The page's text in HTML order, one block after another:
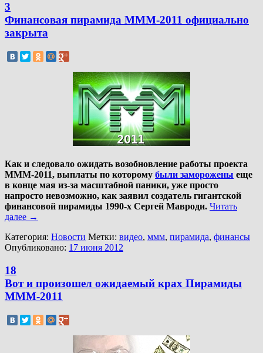
3
Финансовая пирамида МММ-2011 официально
закрыта
Как и следовало ожидать возобновление работы проекта
МММ-2011, выплаты по которому были заморожены еще
в конце мая из-за масштабной паники, уже просто
напросто невозможно, как заявил создатель гигантской
финансовой пирамиды 1990-х Сергей Мавроди. Читать
далее →
Категория: Новости Метки: видео, ммм, пирамида, финансы
Опубликовано: 17 июня 2012
18
Вот и произошел ожидаемый крах Пирамиды
МММ-2011